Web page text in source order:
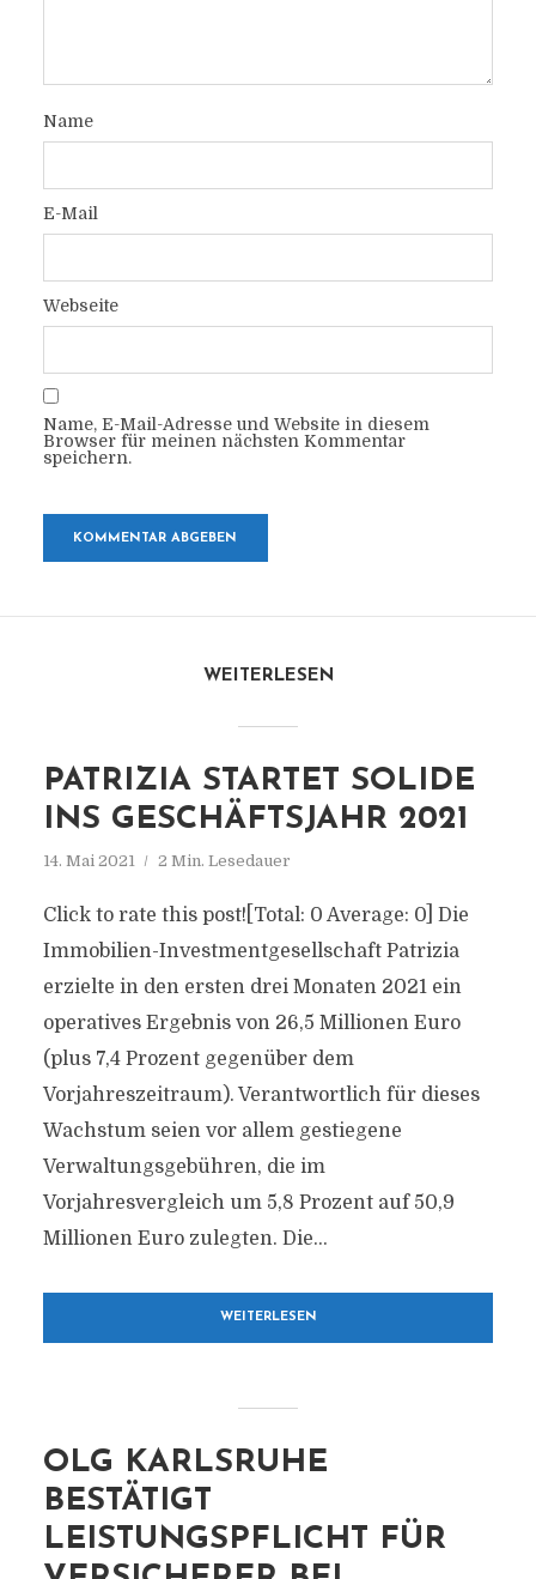
Name
E-Mail
Webseite
Name, E-Mail-Adresse und Website in diesem
Browser für meinen nächsten Kommentar
speichern.
WEITERLESEN
PATRIZIA STARTET SOLIDE
INS GESCHÄFTSJAHR 2021
14. Mai 2021 2 Min. Lesedauer
Click to rate this post![Total: 0 Average: 0] Die
Immobilien-Investmentgesellschaft Patrizia
erzielte in den ersten drei Monaten 2021 ein
operatives Ergebnis von 26,5 Millionen Euro
(plus 7,4 Prozent gegenüber dem
Vorjahreszeitraum). Verantwortlich für dieses
Wachstum seien vor allem gestiegene
Verwaltungsgebühren, die im
Vorjahresvergleich um 5,8 Prozent auf 50,9
Millionen Euro zulegten. Die...
WEITERLESEN
OLG KARLSRUHE
BESTÄTIGT
LEISTUNGSPFLICHT FÜR